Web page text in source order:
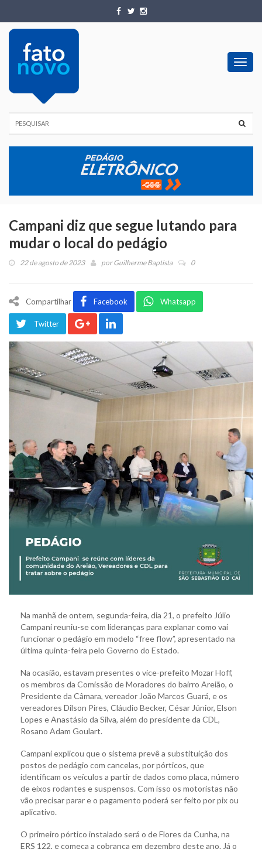
Campani diz que segue lutando para
mudar o local do pedágio
22 de agosto de 2023 porGuilherme Baptista 0
Compartilhar Facebook Whatsapp
Twitter
Na manhã de ontem, segunda-feira, dia 21, o prefeito Júlio
Campani reuniu-se com lideranças para explanar como vai
funcionar o pedágio em modelo “free flow”, apresentado na
última quinta-feira pelo Governo do Estado.
Na ocasião, estavam presentes o vice-prefeito Mozar Hoff,
os membros da Comissão de Moradores do bairro Areião, o
Presidente da Câmara, vereador João Marcos Guará, e os
vereadores Dilson Pires, Cláudio Becker, César Júnior, Elson
Lopes e Anastásio da Silva, além do presidente da CDL,
Rosano Adam Goulart.
Campani explicou que o sistema prevê a substituição dos
postos de pedágio com cancelas, por pórticos, que
identificam os veículos a partir de dados como placa, número
de eixos rodantes e suspensos. Com isso os motoristas não
vão precisar parar e o pagamento poderá ser feito por pix ou
aplicativo.
O primeiro pórtico instalado será o de Flores da Cunha, na
ERS 122, e começa a cobrança em dezembro deste ano. Já o